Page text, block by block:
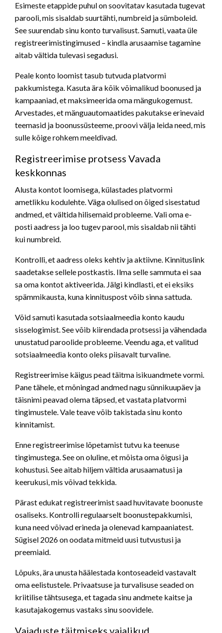
Esimeste etappide puhul on soovitatav kasutada tugevat
parooli, mis sisaldab suurtähti, numbreid ja sümboleid.
See suurendab sinu konto turvalisust. Samuti, vaata üle
registreerimistingimused – kindla arusaamise tagamine
aitab vältida tulevasi segadusi.
Peale konto loomist tasub tutvuda platvormi
pakkumistega. Kasuta ära kõik võimalikud boonused ja
kampaaniad, et maksimeerida oma mängukogemust.
Arvestades, et mänguautomaatides pakutakse erinevaid
teemasid ja boonussüsteeme, proovi välja leida need, mis
sulle kõige rohkem meeldivad.
Registreerimise protsess Vavada
keskkonnas
Alusta kontot loomisega, külastades platvormi
ametlikku kodulehte. Väga olulised on õiged sisestatud
andmed, et vältida hilisemaid probleeme. Vali oma e-
posti aadress ja loo tugev parool, mis sisaldab nii tähti
kui numbreid.
Kontrolli, et aadress oleks kehtiv ja aktiivne. Kinnituslink
saadetakse sellele postkastis. Ilma selle sammuta ei saa
sa oma kontot aktiveerida. Jälgi kindlasti, et ei eksiks
spämmikausta, kuna kinnituspost võib sinna sattuda.
Võid samuti kasutada sotsiaalmeedia konto kaudu
sisselogimist. See võib kiirendada protsessi ja vähendada
unustatud paroolide probleeme. Veendu aga, et valitud
sotsiaalmeedia konto oleks piisavalt turvaline.
Registreerimise käigus pead täitma isikuandmete vormi.
Pane tähele, et mõningad andmed nagu sünnikuupäev ja
täisnimi peavad olema täpsed, et vastata platvormi
tingimustele. Vale teave võib takistada sinu konto
kinnitamist.
Enne registreerimise lõpetamist tutvu ka teenuse
tingimustega. See on oluline, et mõista oma õigusi ja
kohustusi. See aitab hiljem vältida arusaamatusi ja
keerukusi, mis võivad tekkida.
Pärast edukat registreerimist saad huvitavate boonuste
osaliseks. Kontrolli regulaarselt boonustepakkumisi,
kuna need võivad erineda ja olenevad kampaaniatest.
Sügisel 2026 on oodata mitmeid uusi tutvustusi ja
preemiaid.
Lõpuks, ära unusta häälestada kontoseadeid vastavalt
oma eelistustele. Privaatsuse ja turvalisuse seaded on
kriitilise tähtsusega, et tagada sinu andmete kaitse ja
kasutajakogemus vastaks sinu soovidele.